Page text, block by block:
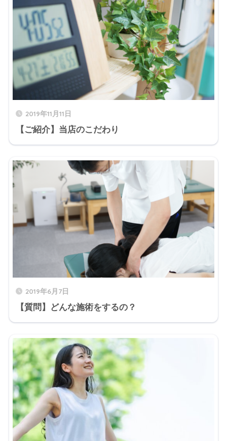
2019年11月11日
【ご紹介】当店のこだわり
2019年6月7日
【質問】どんな施術をするの？